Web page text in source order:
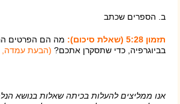
ב. הספרים שכתב
תזמון 5:28 (שאלת סיכום):
מה הם הפרטים
בביוגרפיה, כדי שתסקרן אתכם? (הבעת
אנו ממליצים להעלות בכיתה שאלות בנושא